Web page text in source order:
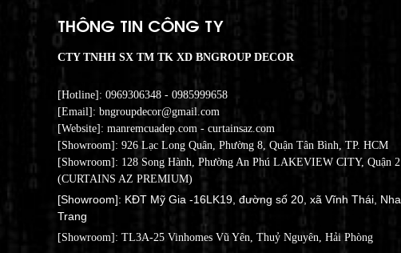
THÔNG TIN CÔNG TY
CTY TNHH SX TM TK XD BNGROUP DECOR
[Hotline]: 0969306348 - 0985999658
[Email]: bngroupdecor@gmail.com
[Website]: manremcuadep.com - curtainsaz.com
[Showroom]: 926 Lạc Long Quân, Phường 8, Quận Tân Bình, TP. HCM
[Showroom]: 128 Song Hành, Phường An Phú LAKEVIEW CITY, Quận 2
(CURTAINS AZ PREMIUM)
[Showroom]: KĐT Mỹ Gia -16LK19, đường số 20, xã Vĩnh Thái, Nha
Trang
[Showroom]: TL3A-25 Vinhomes Vũ Yên, Thuỷ Nguyên, Hải Phòng